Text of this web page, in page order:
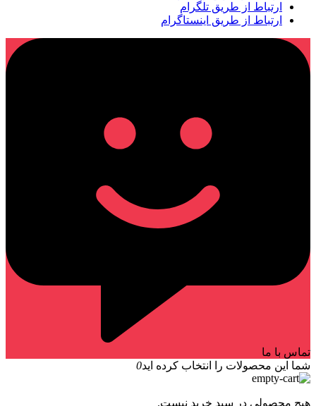
ارتباط از طریق تلگرام
ارتباط از طریق اینستاگرام
تماس با ما
شما این محصولات را انتخاب کرده اید0
هیچ محصولی در سبد خرید نیست.